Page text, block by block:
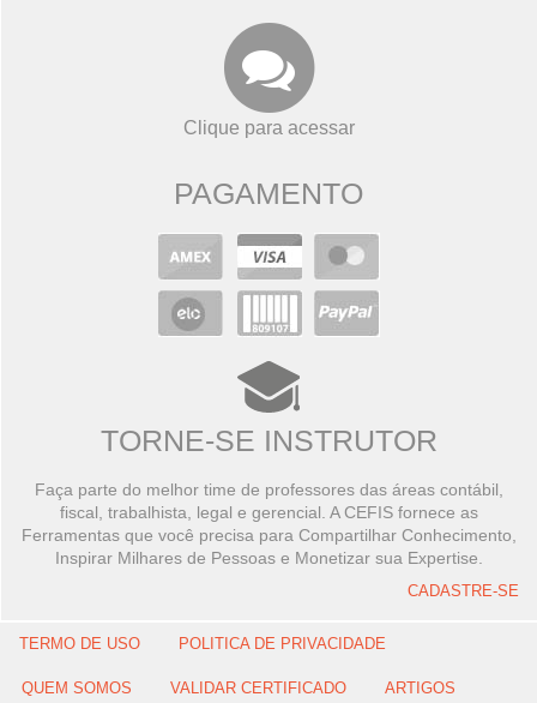
Clique para acessar
PAGAMENTO
TORNE-SE INSTRUTOR
Faça parte do melhor time de professores das áreas contábil,
fiscal, trabalhista, legal e gerencial. A CEFIS fornece as
Ferramentas que você precisa para Compartilhar Conhecimento,
Inspirar Milhares de Pessoas e Monetizar sua Expertise.
CADASTRE-SE
TERMO DE USO POLITICA DE PRIVACIDADE
QUEM SOMOS VALIDAR CERTIFICADO ARTIGOS